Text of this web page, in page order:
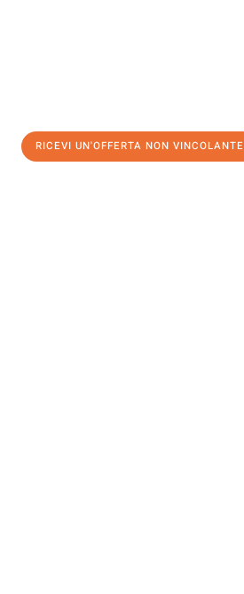
RICEVI UN'OFFERTA NON VINCOLANTE